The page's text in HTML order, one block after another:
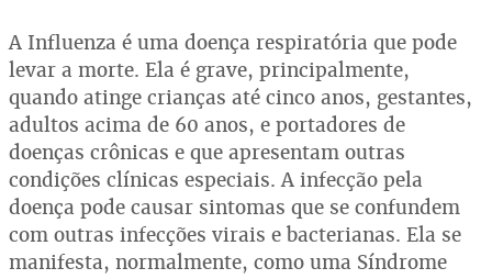
A Influenza é uma doença respiratória que pode
levar a morte. Ela é grave, principalmente,
quando atinge crianças até cinco anos, gestantes,
adultos acima de 60 anos, e portadores de
doenças crônicas e que apresentam outras
condições clínicas especiais. A infecção pela
doença pode causar sintomas que se confundem
com outras infecções virais e bacterianas. Ela se
manifesta, normalmente, como uma Síndrome